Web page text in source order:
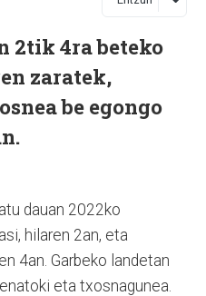
2tik 4ra beteko
zaratek,
be egongo
dauan 2022ko
hilaren 2an, eta
4an. Garbeko landetan
eta txosnagunea.